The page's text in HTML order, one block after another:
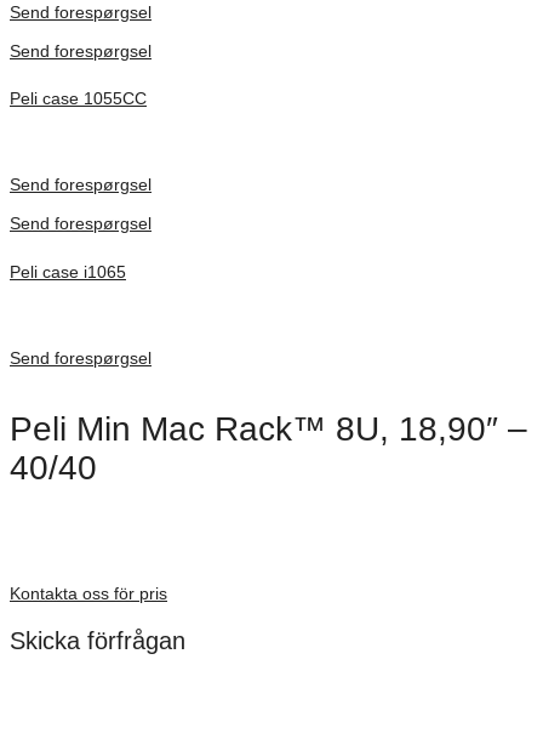
Send forespørgsel
Send forespørgsel
Peli case 1055CC
Send forespørgsel
Send forespørgsel
Peli case i1065
Send forespørgsel
Peli Min Mac Rack™ 8U, 18,90″ –
40/40
Kontakta oss för pris
Skicka förfrågan